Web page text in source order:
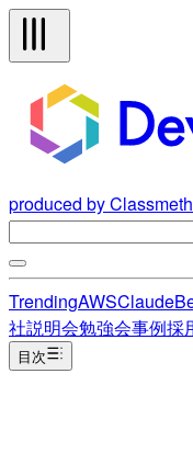
produced by
TrendingAWSClaude
社説明会勉強会事例採
目次